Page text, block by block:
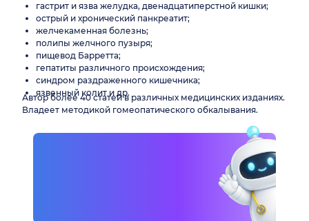
гастрит и язва желудка, двенадцатиперстной кишки;
острый и хронический панкреатит;
желчекаменная болезнь;
полипы желчного пузыря;
пищевод Барретта;
гепатиты различного происхождения;
синдром раздраженного кишечника;
язвенный колит и др.
Автор более 40 статей в различных медицинских изданиях.
Владеет методикой гомеопатического обкалывания.